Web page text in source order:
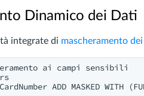
Dinamico dei Dati
integrate di mascheramento
ai campi sensibili